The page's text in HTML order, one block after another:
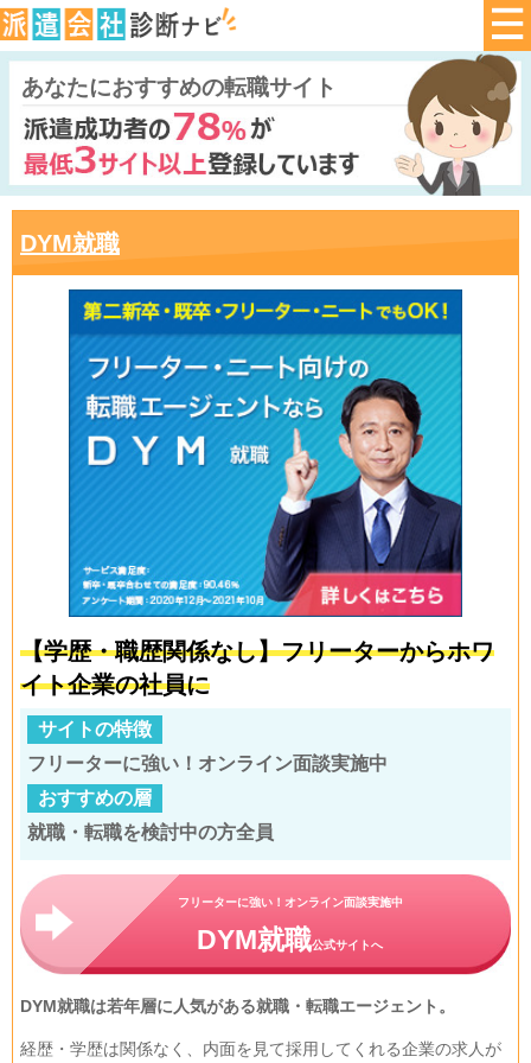
あなたにおすすめの転職サイト
DYM就職
【学歴・職歴関係なし】フリーターからホワ
イト企業の社員に
サイトの特徴
フリーターに強い！オンライン面談実施中
おすすめの層
就職・転職を検討中の方全員
フリーターに強い！オンライン面談実施中
DYM就職公式サイトへ
DYM就職は若年層に人気がある就職・転職エージェント。
経歴・学歴は関係なく、内面を見て採用してくれる企業の求人が